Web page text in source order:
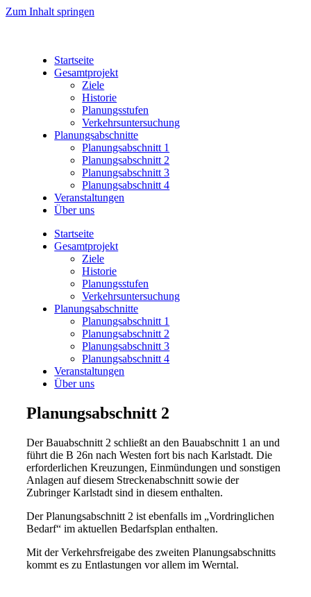
Zum Inhalt springen
Startseite
Gesamtprojekt
Ziele
Historie
Planungsstufen
Verkehrsuntersuchung
Planungsabschnitte
Planungsabschnitt 1
Planungsabschnitt 2
Planungsabschnitt 3
Planungsabschnitt 4
Veranstaltungen
Über uns
Startseite
Gesamtprojekt
Ziele
Historie
Planungsstufen
Verkehrsuntersuchung
Planungsabschnitte
Planungsabschnitt 1
Planungsabschnitt 2
Planungsabschnitt 3
Planungsabschnitt 4
Veranstaltungen
Über uns
Planungs­abschnitt 2
Der Bauabschnitt 2 schließt an den Bauabschnitt 1 an und
führt die B 26n nach Westen fort bis nach Karlstadt. Die
erforderlichen Kreuzungen, Einmündungen und sonstigen
Anlagen auf diesem Streckenabschnitt sowie der
Zubringer Karlstadt sind in diesem enthalten.
Der Planungsabschnitt 2 ist ebenfalls im „Vordringlichen
Bedarf“ im aktuellen Bedarfsplan enthalten.
Mit der Verkehrsfreigabe des zweiten Planungsabschnitts
kommt es zu Entlastungen vor allem im Werntal.